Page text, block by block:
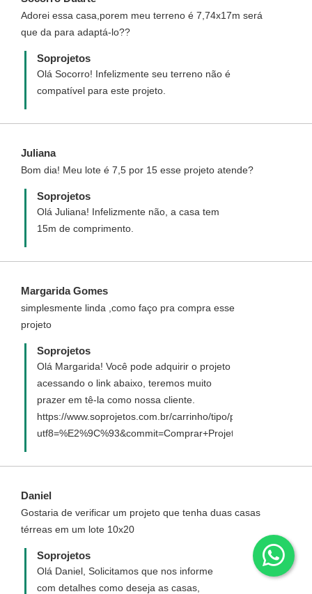
Adorei essa casa,porem meu terreno é 7,74x17m será
que da para adaptá-lo??
Soprojetos
Olá Socorro! Infelizmente seu terreno não é
compatível para este projeto.
Juliana
Bom dia! Meu lote é 7,5 por 15 esse projeto atende?
Soprojetos
Olá Juliana! Infelizmente não, a casa tem
15m de comprimento.
Margarida Gomes
simplesmente linda ,como faço pra compra esse
projeto
Soprojetos
Olá Margarida! Você pode adquirir o projeto
acessando o link abaixo, teremos muito
prazer em tê-la como nossa cliente.
https://www.soprojetos.com.br/carrinho/tipo/padrao/94?
utf8=%E2%9C%93&commit=Comprar+Projeto
Daniel
Gostaria de verificar um projeto que tenha duas casas
térreas em um lote 10x20
Soprojetos
Olá Daniel, Solicitamos que nos informe
com detalhes como deseja as casas,